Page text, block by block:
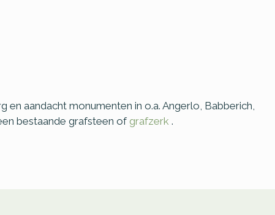
en aandacht monumenten in o.a. Angerlo, Babberich,
bestaande grafsteen of grafzerk .